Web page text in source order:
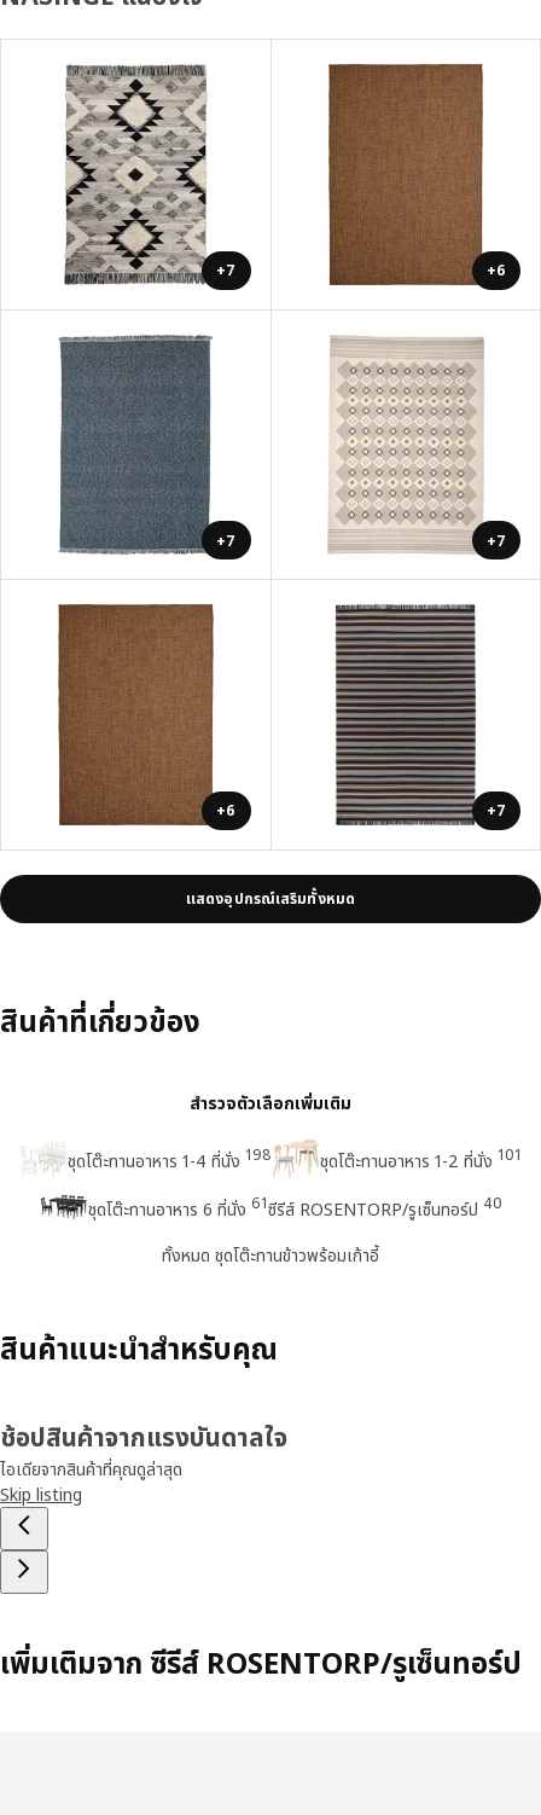
+7 +6
+7 +7
+6 +7
แสดงอุปกรณ์เสริมทั้งหมด
สินค้าที่เกี่ยวข้อง
สำรวจตัวเลือกเพิ่มเติม
ชุดโต๊ะทานอาหาร 1-4 ที่นั่ง 198 ชุดโต๊ะทานอาหาร 1-2 ที่นั่ง 101
ชุดโต๊ะทานอาหาร 6 ที่นั่ง 61ซีรีส์ ROSENTORP/รูเซ็นทอร์ป 40
ทั้งหมด ชุดโต๊ะทานข้าวพร้อมเก้าอี้
สินค้าแนะนำสำหรับคุณ
ช้อปสินค้าจากแรงบันดาลใจ
ไอเดียจากสินค้าที่คุณดูล่าสุด
Skip listing
เพิ่มเติมจาก ซีรีส์ ROSENTORP/รูเซ็นทอร์ป